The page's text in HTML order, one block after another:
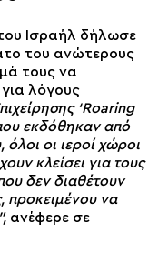
Ισραήλ δήλωσε
του ανώτερους
τους να
λόγους
‘Roaring
εκδόθηκαν από
οι ιεροί χώροι
κλείσει για τους
δεν διαθέτουν
προκειμένου να
ανέφερε σε